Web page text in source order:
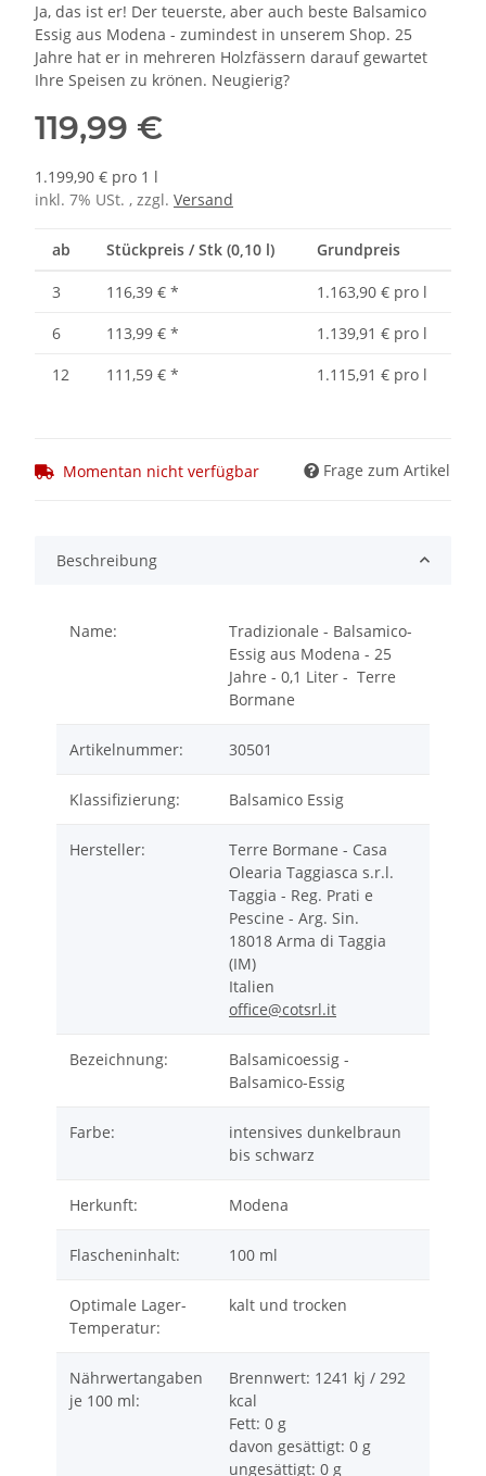
Ja, das ist er! Der teuerste, aber auch beste Balsamico
Essig aus Modena - zumindest in unserem Shop. 25
Jahre hat er in mehreren Holzfässern darauf gewartet
Ihre Speisen zu krönen. Neugierig?
119,99 €
1.199,90 € pro 1 l
inkl. 7% USt. , zzgl. Versand
ab Stückpreis / Stk (0,10 l) Grundpreis
3 116,39 € *
1.163,90 € pro l
6
113,99 € *
1.139,91 € pro l
12
111,59 € * 1.115,91 € pro l
Momentan nicht verfügbar Frage zum Artikel
Beschreibung
Name:
Tradizionale - Balsamico-
Essig aus Modena - 25
Jahre - 0,1 Liter - Terre
Bormane
Artikelnummer: 30501
Klassifizierung: Balsamico Essig
Hersteller:
Terre Bormane - Casa
Olearia Taggiasca s.r.l.
Taggia - Reg. Prati e
Pescine - Arg. Sin.
18018 Arma di Taggia
(IM)
Italien
office@cotsrl.it
Bezeichnung:
Balsamicoessig -
Balsamico-Essig
Farbe:
intensives dunkelbraun
bis schwarz
Herkunft: Modena
Flascheninhalt: 100 ml
Optimale Lager-
Temperatur:
kalt und trocken
Nährwertangaben
je 100 ml:
Brennwert: 1241 kj / 292
kcal
Fett: 0 g
davon gesättigt: 0 g
ungesättigt: 0 g